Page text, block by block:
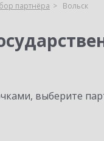
партнёра Вольск
выберите